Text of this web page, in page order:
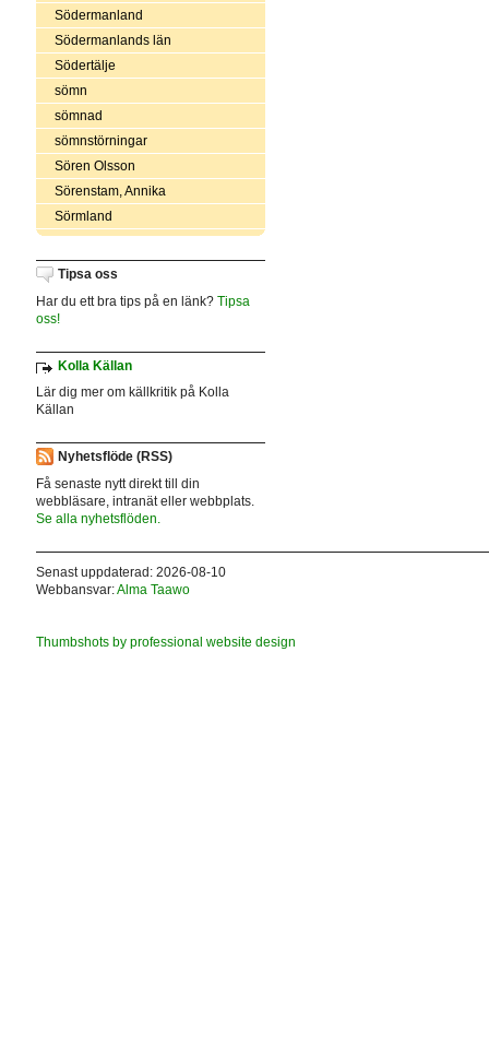
Södermanland
Södermanlands län
Södertälje
sömn
sömnad
sömnstörningar
Sören Olsson
Sörenstam, Annika
Sörmland
Tipsa oss
Har du ett bra tips på en länk? Tipsa
oss!
Kolla Källan
Lär dig mer om källkritik på Kolla
Källan
Nyhetsflöde (RSS)
Få senaste nytt direkt till din
webbläsare, intranät eller webbplats.
Se alla nyhetsflöden.
Senast uppdaterad: 2026-08-10
Webbansvar:Alma Taawo
Thumbshots by professional website design